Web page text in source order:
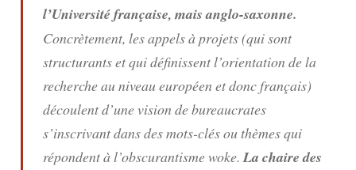
l’Université française, mais anglo-saxonne.
Concrètement, les appels à projets (qui sont
structurants et qui définissent l’orientation de la
recherche au niveau européen et donc français)
découlent d’une vision de bureaucrates
s’inscrivant dans des mots-clés ou thèmes qui
répondent à l’obscurantisme woke. La chaire des